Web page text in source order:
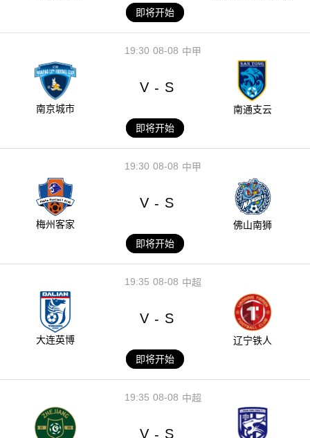
即将开始
08-08
19:30 中甲
南京城市
V - S
南通支云
即将开始
08-08
19:30 中甲
梅州客家
V - S
佛山南狮
即将开始
08-08
19:35 中超
大连英博
V - S
辽宁铁人
即将开始
08-08
19:35 中超
V - S